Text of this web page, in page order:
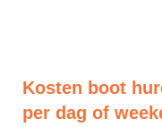
Kosten boot
per dag of